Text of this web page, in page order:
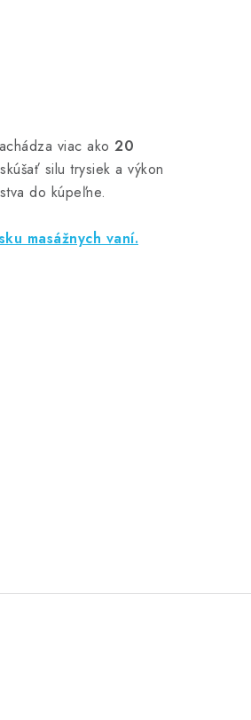
viac ako 20
silu trysiek a výkon
do kúpeľne.
masážnych vaní.